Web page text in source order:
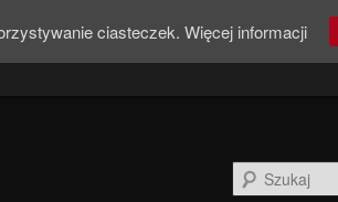
ciasteczek. Więcej informacji